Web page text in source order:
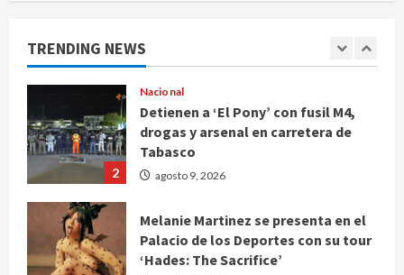
TRENDING NEWS
1
Fallece Jorge Messi, padre de
2
Nacional
Detienen a ‘El Pony’ con fusil M4,
drogas y arsenal en carretera de
Tabasco
agosto 9, 2026
Melanie Martinez se presenta en el
Palacio de los Deportes con su tour
‘Hades: The Sacrifice’